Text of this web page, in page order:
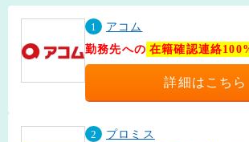
1
アコム
勤務先への 在籍確認連絡
詳細はこちら
2
プロミス